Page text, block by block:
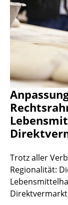
Trotz aller
Regionalität: